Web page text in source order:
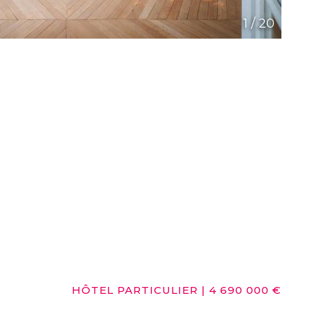
1/20
HÔTEL PARTICULIER | 4 690 000 €